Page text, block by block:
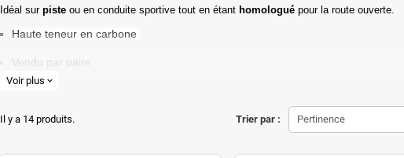
Idéal sur piste ou en conduite sportive tout en étant homologué pour la route ouverte.
Haute teneur en carbone
Vendu par paire
Valeur de friction maximale
Dimensions d'origine respectées
Voir plus expand_more
Trier par : Pertinence
Il y a 14 produits.